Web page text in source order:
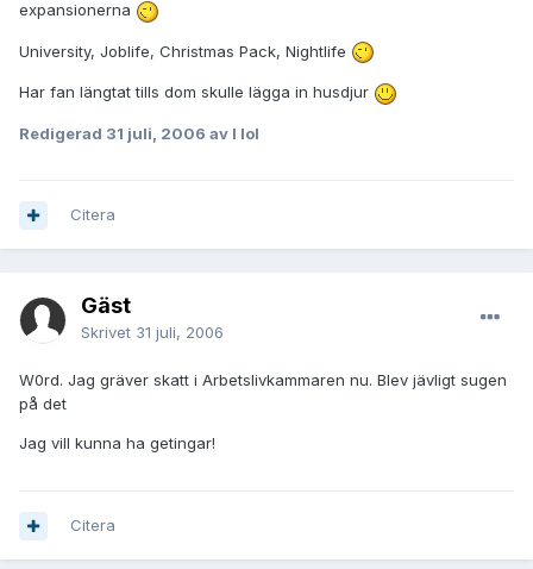
expansionerna
University, Joblife, Christmas Pack, Nightlife
Har fan längtat tills dom skulle lägga in husdjur
Redigerad 31 juli, 2006 av I lol
Citera
Gäst
Skrivet 31 juli, 2006
W0rd. Jag gräver skatt i Arbetslivkammaren nu. Blev jävligt sugen
på det
Jag vill kunna ha getingar!
Citera